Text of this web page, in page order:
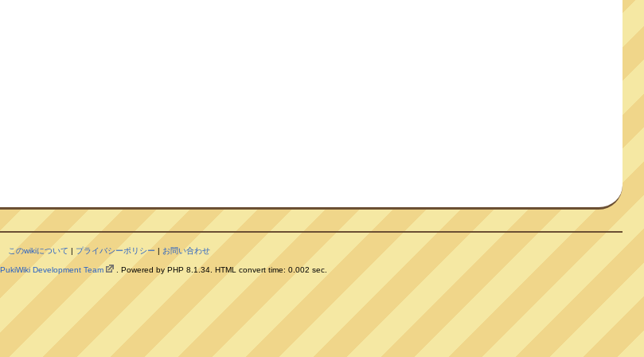
このwikiについて | プライバシーポリシー | お問い合わせ
PukiWiki Development Team . Powered by PHP 8.1.34. HTML convert time: 0.002 sec.